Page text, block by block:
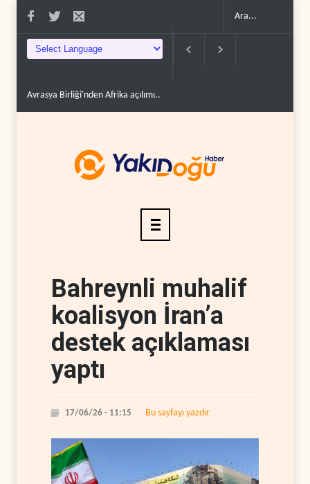
Avrasya Birliği'nden Afrika açılımı..
Bahreynli muhalif
koalisyon İran’a
destek açıklaması
yaptı
17/06/26 - 11:15 Bu sayfayı yazdır